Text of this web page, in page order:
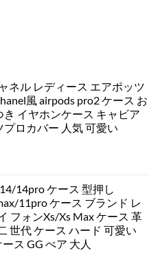
ネル レディース エアポッツ
風 airpods pro2 ケース お
き イヤホンケース キャビア
プロカバー 人気 可愛い
14pro ケース 型押し
11pro ケース ブランド レ
フォンXs/Xs Max ケース 革
世代 ケース ハード 可愛い
ス GG ぺア 大人